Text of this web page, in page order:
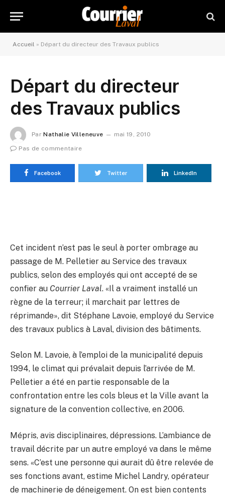
Accueil » Départ du directeur des Travaux publics
Départ du directeur
des Travaux publics
Par Nathalie Villeneuve
mai 19, 2010
Pas de commentaire
Facebook Twitter LinkedIn
Cet incident n’est pas le seul à porter ombrage au
passage de M. Pelletier au Service des travaux
publics, selon des employés qui ont accepté de se
confier au Courrier Laval. «Il a vraiment installé un
règne de la terreur; il marchait par lettres de
réprimande», dit Stéphane Lavoie, employé du Service
des travaux publics à Laval, division des bâtiments.
Selon M. Lavoie, à l’emploi de la municipalité depuis
1994, le climat qui prévalait depuis l’arrivée de M.
Pelletier a été en partie responsable de la
confrontation entre les cols bleus et la Ville avant la
signature de la convention collective, en 2006.
Mépris, avis disciplinaires, dépressions. L’ambiance de
travail décrite par un autre employé va dans le même
sens. «C’est une personne qui aurait dû être relevée de
ses fonctions avant, estime Michel Landry, opérateur
de machinerie de déneigement. On est bien contents